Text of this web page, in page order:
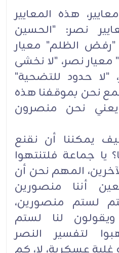
هذه المعايير
نصر: "الحسين
"رفض الظلم" معيار
معيار نصر، "لا نخشى
"لا حدود للتضحية"
نحن بموقفنا هذه
يعني نحن منصرون
يمكننا أن نقنع
يا جماعة فلتنتهوا
المهم نحن أن
أننا منصورين
لستم منصورين،
ننتصر بالـ 2006 ويقولون لنا لستم
لتفسير النصر